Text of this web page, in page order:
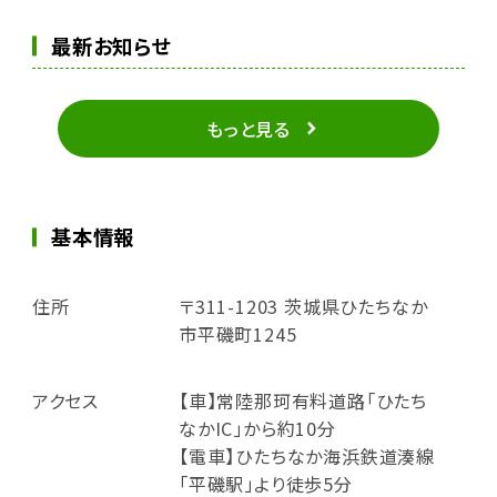
最新お知らせ
もっと見る
基本情報
住所
〒311-1203 茨城県ひたちなか
市平磯町1245
アクセス
【車】常陸那珂有料道路「ひたち
なかIC」から約10分
【電車】ひたちなか海浜鉄道湊線
「平磯駅」より徒歩5分